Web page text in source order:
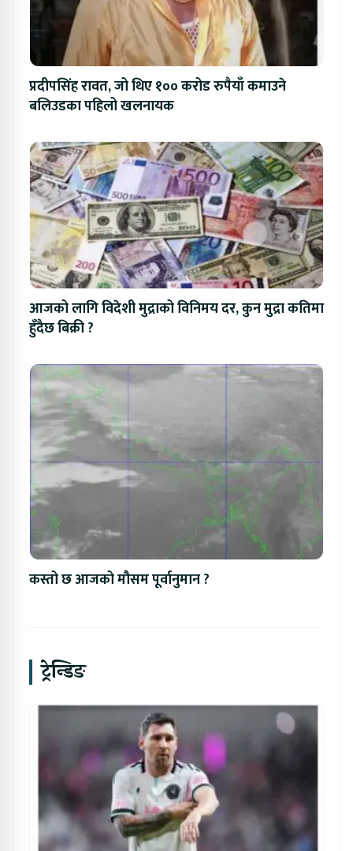
प्रदीपसिंह रावत, जो थिए १०० करोड रुपैयाँ कमाउने
बलिउडका पहिलो खलनायक
आजको लागि विदेशी मुद्राको विनिमय दर, कुन मुद्रा कतिमा
हुँदैछ बिक्री ?
कस्तो छ आजको मौसम पूर्वानुमान ?
ट्रेन्डिङ